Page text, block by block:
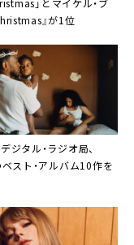
』が1位
ジタル・ラジオ局、
スト・アルバム10作を